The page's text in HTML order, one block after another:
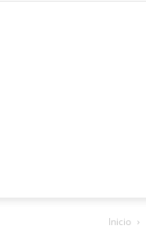
Inicio